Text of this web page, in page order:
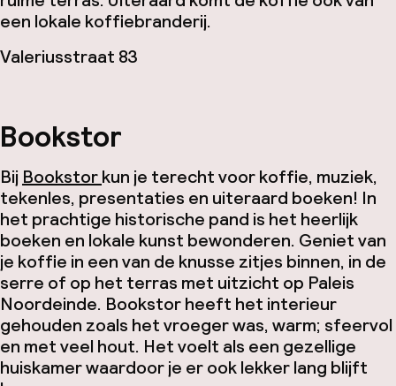
een lokale koffiebranderij.
Valeriusstraat 83
Bookstor
Bij Bookstorkun je terecht voor koffie, muziek,
tekenles, presentaties en uiteraard boeken! In
het prachtige historische pand is het heerlijk
boeken en lokale kunst bewonderen. Geniet van
je koffie in een van de knusse zitjes binnen, in de
serre of op het terras met uitzicht op Paleis
Noordeinde. Bookstor heeft het interieur
gehouden zoals het vroeger was, warm; sfeervol
en met veel hout. Het voelt als een gezellige
huiskamer waardoor je er ook lekker lang blijft